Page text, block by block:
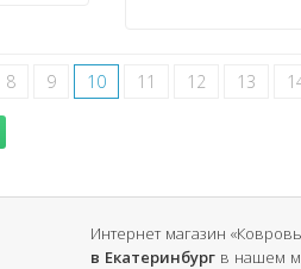
8 9 10 11 12 13
Интернет магазин
в Екатеринбург в нашем